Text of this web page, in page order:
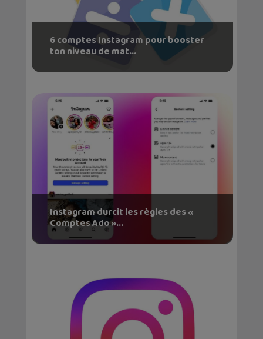
6 comptes Instagram pour booster
ton niveau de mat...
Instagram durcit les règles des «
Comptes Ado »...